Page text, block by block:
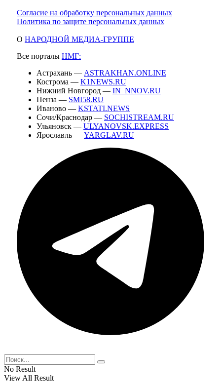
Согласие на обработку персональных данных
Политика по защите персональных данных
О НАРОДНОЙ МЕДИА-ГРУППЕ
Все порталы НМГ:
Астрахань — ASTRAKHAN.ONLINE
Кострома — K1NEWS.RU
Нижний Новгород — IN_NNOV.RU
Пенза — SMI58.RU
Иваново — KSTATI.NEWS
Сочи/Краснодар — SOCHISTREAM.RU
Ульяновск — ULYANOVSK.EXPRESS
Ярославль — YARGLAV.RU
No Result
View All Result